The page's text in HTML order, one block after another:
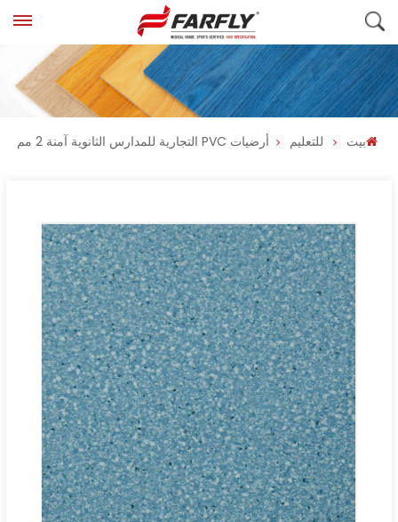
بيت للتعليم أرضيات PVC التجارية للمدارس الثانوية آمنة 2 مم